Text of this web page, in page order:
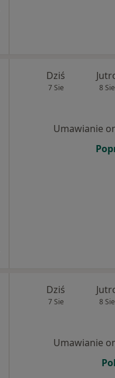
Dziś
7 Sie 8 Sie
Umawianie
Dziś
7 Sie 8 Sie
Umawianie